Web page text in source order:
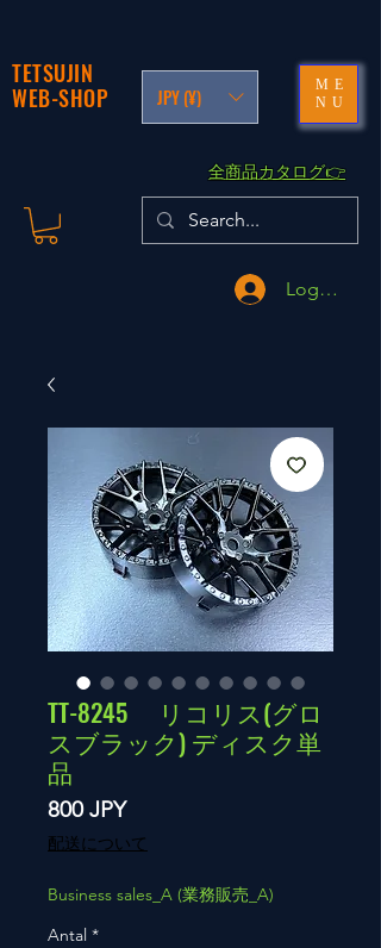
TETSUJIN
WEB-SHOP
JPY (¥)
ME
NU
​全商品カタログ👉
Logga in
TT-8245 リコリス(グロ
スブラック) ディスク単
品
800 JPYPris
配送について
Business sales_A (業務販売_A)
Antal *